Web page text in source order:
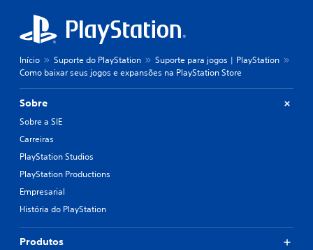
Início Suporte do PlayStation
Suporte para jogos | PlayStation
Como baixar seus jogos e expansões na PlayStation Store
Sobre
Sobre a SIE
Carreiras
PlayStation Studios
PlayStation Productions
Empresarial
História do PlayStation
Produtos